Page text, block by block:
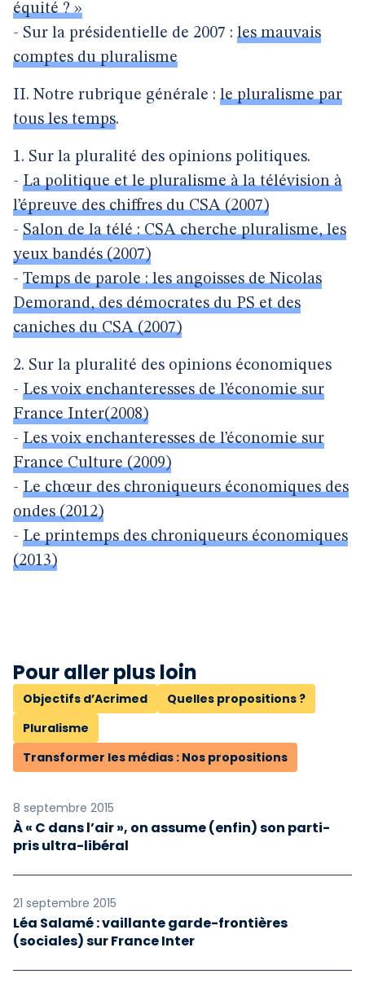
équité ? »
- Sur la présidentielle de 2007 : les mauvais
comptes du pluralisme
II. Notre rubrique générale : le pluralisme par
tous les temps.
1. Sur la pluralité des opinions politiques.
- La politique et le pluralisme à la télévision à
l’épreuve des chiffres du CSA (2007)
- Salon de la télé : CSA cherche pluralisme, les
yeux bandés (2007)
- Temps de parole : les angoisses de Nicolas
Demorand, des démocrates du PS et des
caniches du CSA (2007)
2. Sur la pluralité des opinions économiques
- Les voix enchanteresses de l’économie sur
France Inter(2008)
- Les voix enchanteresses de l’économie sur
France Culture (2009)
- Le chœur des chroniqueurs économiques des
ondes (2012)
- Le printemps des chroniqueurs économiques
(2013)
Pour aller plus loin
Objectifs d’Acrimed
Quelles propositions ?
Pluralisme
Transformer les médias : Nos propositions
8 septembre 2015
À « C dans l’air », on assume (enfin) son parti-
pris ultra-libéral
21 septembre 2015
Léa Salamé : vaillante garde-frontières
(sociales) sur France Inter